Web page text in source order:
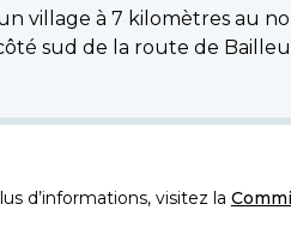
village à 7 kilomètres au
sud de la route de
d’informations, visitez la